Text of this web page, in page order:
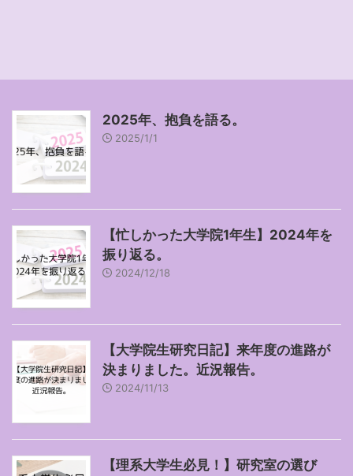
2025年、抱負を語る。
2025/1/1
【忙しかった大学院1年生】2024年を
振り返る。
2024/12/18
【大学院生研究日記】来年度の進路が
決まりました。近況報告。
2024/11/13
【理系大学生必見！】研究室の選び